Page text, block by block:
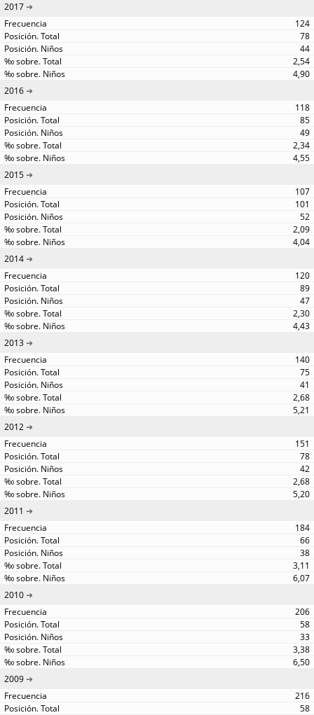
2017
124
78
44
2,54
4,90
2016
118
85
49
2,34
4,55
2015
107
101
52
2,09
4,04
2014
120
89
47
2,30
4,43
2013
140
75
41
2,68
5,21
2012
151
78
42
2,68
5,20
2011
184
66
38
3,11
6,07
2010
206
58
33
3,38
6,50
2009
216
58